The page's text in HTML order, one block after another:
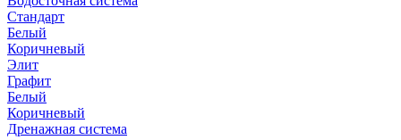
Стандарт
Белый
Коричневый
Элит
Графит
Белый
Коричневый
Дренажная система